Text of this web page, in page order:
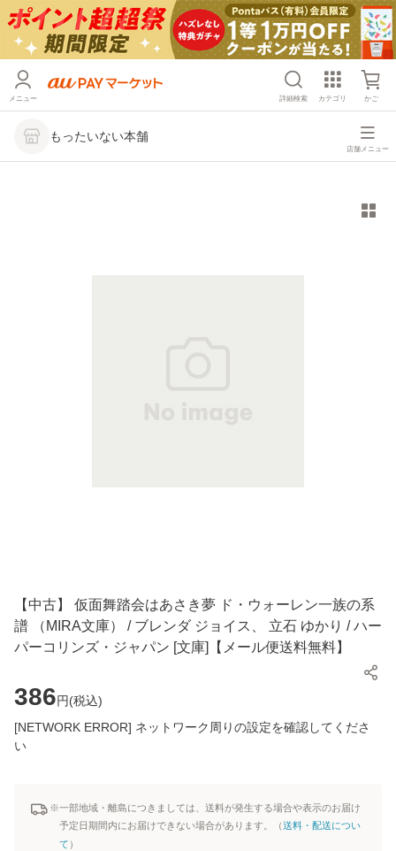
メニュー 詳細検索 カテゴリ かご
もったいない本舗
店舗メニュー
【中古】 仮面舞踏会はあさき夢 ド・ウォーレン一族の系
譜 （MIRA文庫） / ブレンダ ジョイス、 立石 ゆかり / ハー
パーコリンズ・ジャパン [文庫]【メール便送料無料】
386円(税込)
[NETWORK ERROR] ネットワーク周りの設定を確認してくださ
い
※一部地域・離島につきましては、送料が発生する場合や表示のお届け
予定日期間内にお届けできない場合があります。（送料・配送につい
て ）